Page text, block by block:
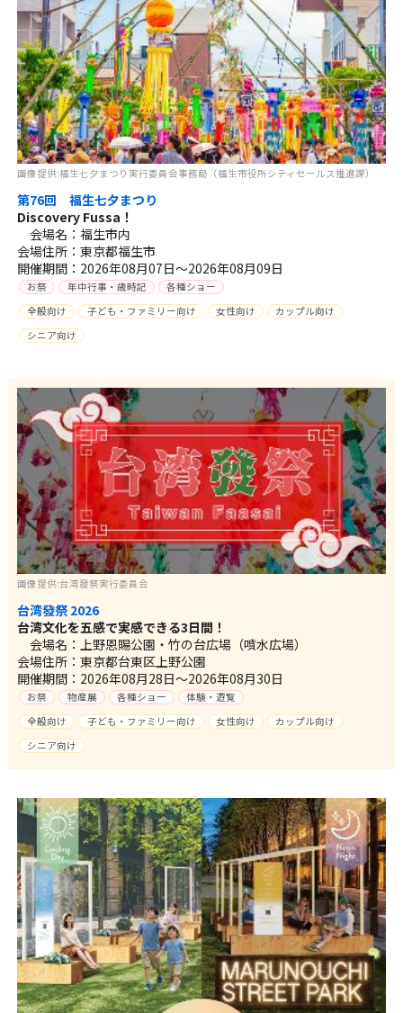
画像提供:福生七夕まつり実行委員会事務局（福生市役所シティセールス推進課）
第76回 福生七夕まつり
Discovery Fussa！
会場名：福生市内
会場住所：東京都福生市
開催期間：2026年08月07日～2026年08月09日
お祭 年中行事・歳時記
各種ショー
全般向け
子ども・ファミリー向け 女性向け
カップル向け
シニア向け
画像提供:台湾發祭実行委員会
台湾發祭 2026
台湾文化を五感で実感できる3日間！
会場名：上野恩賜公園・竹の台広場（噴水広場）
会場住所：東京都台東区上野公園
開催期間：2026年08月28日～2026年08月30日
お祭 物産展 各種ショー
体験・遊覧
全般向け
子ども・ファミリー向け 女性向け
カップル向け
シニア向け